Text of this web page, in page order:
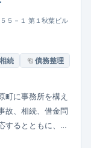
５－１ 第１秋葉ビル
続
債務整理
町に事務所を構え
故、相続、借金問
するとともに、企
の法務支援も行